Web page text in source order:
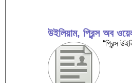
উইলিয়াম, প্রিন্স অব
“প্রিন্স